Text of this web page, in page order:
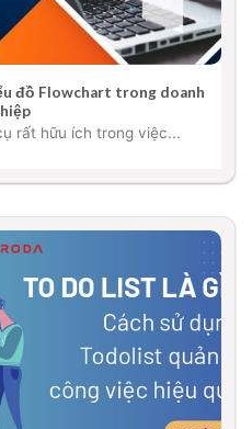
đồ Flowchart trong doanh
rất hữu ích trong việc...